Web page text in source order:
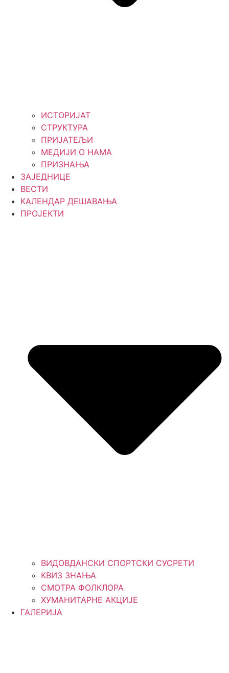
ИСТОРИЈАТ
СТРУКТУРА
ПРИЈАТЕЉИ
МЕДИЈИ О НАМА
ПРИЗНАЊА
ЗАЈЕДНИЦЕ
ВЕСТИ
КАЛЕНДАР ДЕШАВАЊА
ПРОЈЕКТИ
ВИДОВДАНСКИ СПОРТСКИ СУСРЕТИ
КВИЗ ЗНАЊА
СМОТРА ФОЛКЛОРА
ХУМАНИТАРНЕ АКЦИЈЕ
ГАЛЕРИЈА